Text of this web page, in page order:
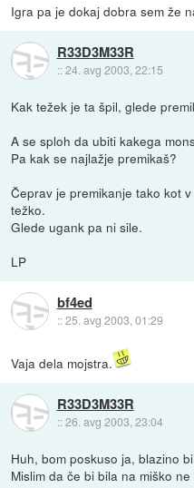
Igra pa je dokaj dobra sem že
R33D3M33R
::24. avg 2003, 22:15
Kak težek je ta špil, glede
A se sploh da ubiti kakega
Pa kak se najlažje premikaš?
Čeprav je premikanje tako kot
težko.
Glede ugank pa ni sile.
LP
bf4ed
::25. avg 2003, 01:29
Vaja dela mojstra.
R33D3M33R
::26. avg 2003, 23:04
Huh, bom poskuso ja, blazino
Mislim da če bi bila na miško